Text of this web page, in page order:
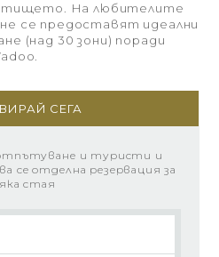
На любителите
се предоставят идеални
(над 30 зони) поради
СЕГА
и туристи и
се отделна резервация за
стая